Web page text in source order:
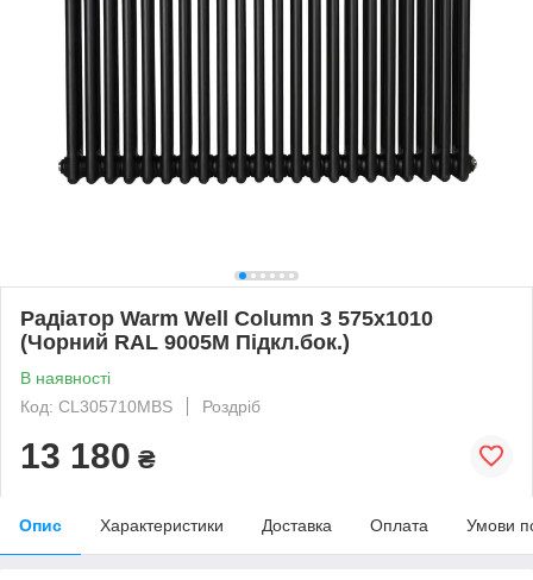
Радіатор Warm Well Column 3 575x1010
(Чорний RAL 9005M Підкл.бок.)
В наявності
Код: CL305710MBS
Роздріб
13 180 ₴
Опис Характеристики Доставка Оплата Умови